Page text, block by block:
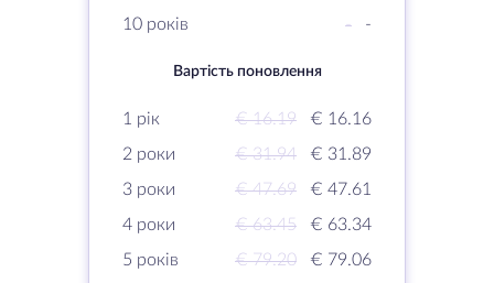
10 років
- -
Вартість поновлення
1 рік € 16.19
€ 16.16
2 роки
€ 31.94
€ 31.89
3 роки
€ 47.69
€ 47.61
4 роки
€ 63.45
€ 63.34
5 років
€ 79.20
€ 79.06